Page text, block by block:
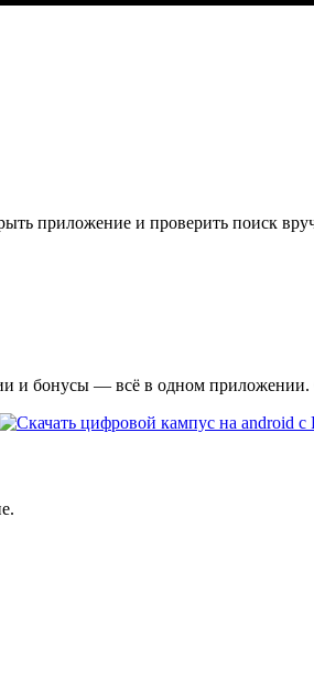
приложение и проверить поиск
и бонусы — всё в одном